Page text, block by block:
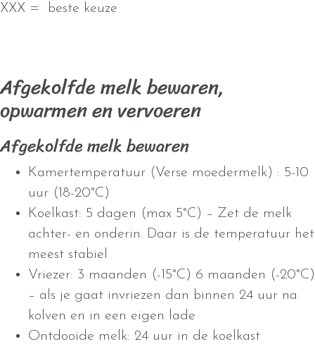
XXX = beste keuze
Afgekolfde melk bewaren,
opwarmen en vervoeren
Afgekolfde melk bewaren
Kamertemperatuur (Verse moedermelk) : 5-10
uur (18-20°C)
Koelkast: 5 dagen (max 5°C) – Zet de melk
achter- en onderin. Daar is de temperatuur het
meest stabiel
Vriezer: 3 maanden (-15°C) 6 maanden (-20°C)
– als je gaat invriezen dan binnen 24 uur na
kolven en in een eigen lade
Ontdooide melk: 24 uur in de koelkast